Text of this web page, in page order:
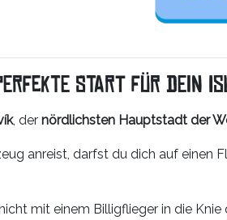
Start für dein
, der nördlichsten Hauptstadt der
anreist, darfst du dich auf einen
mit einem Billigflieger in die